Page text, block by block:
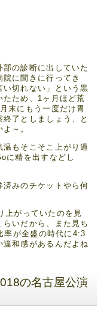
の診断に出していた
に聞きに行ってき
切れない」という黒
たため、1ヶ月ほど荒
末にもう一度だけ胃
了としましょう、と
～。
もそこそこ上がり過
に精を出すなどし
みのチケットやら何
上がっていたのを見
いだから、また見ち
率が全盛の時代に4:3
違和感があるんだよね
の名古屋公演